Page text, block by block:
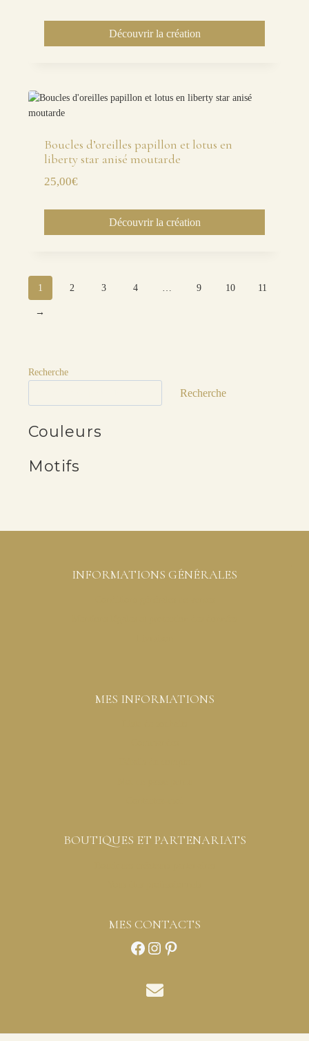
Découvrir la création
Boucles d’oreilles papillon et lotus en
liberty star anisé moutarde
25,00€
Découvrir la création
1 2 3 4 9 10 11
→
Recherche
Recherche
Couleurs
Motifs
INFORMATIONS GÉNÉRALES
MES INFORMATIONS
BOUTIQUES ET PARTENARIATS
MES CONTACTS
Facebook
Instagram
Pinterest